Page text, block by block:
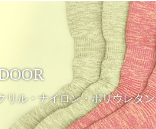
リル・ナイロン・ポリウレタン